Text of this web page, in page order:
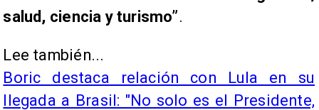
salud, ciencia y turismo”.
Lee también...
Boric destaca relación con Lula en su
llegada a Brasil: "No solo es el Presidente,